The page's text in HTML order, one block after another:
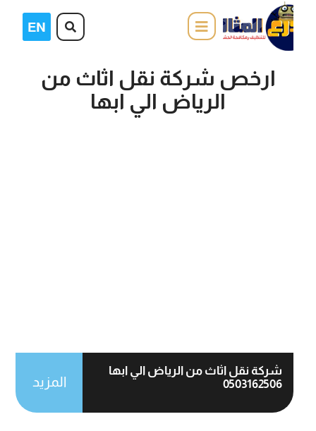
ارخص شركة نقل اثاث من
الرياض الي ابها
شركة نقل اثاث من الرياض الي ابها
0503162506
المزيد